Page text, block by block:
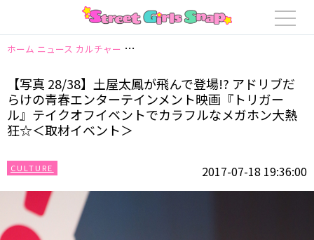
ホーム ニュース カルチャー 【写真 28/38】土屋太鳳が飛んで登場!? アド
【写真 28/38】土屋太鳳が飛んで登場!? アドリブだ
らけの青春エンターテインメント映画『トリガー
ル』テイクオフイベントでカラフルなメガホン大熱
狂☆＜取材イベント＞
CULTURE 2017-07-18 19:36:00